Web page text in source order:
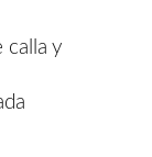
calla y